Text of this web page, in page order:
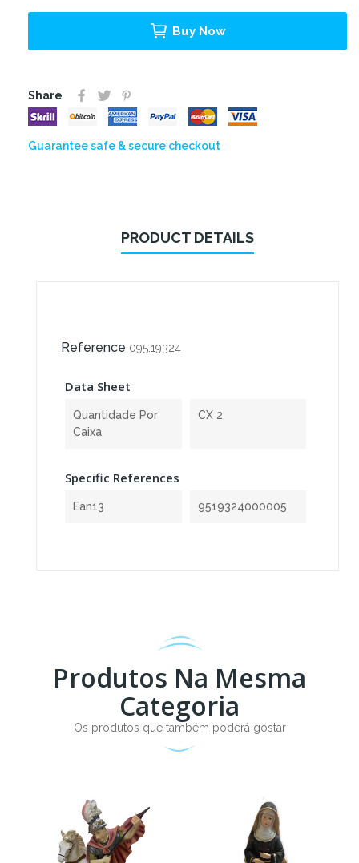
Buy Now
Share
Guarantee safe & secure checkout
PRODUCT DETAILS
Reference 095.19324
Data Sheet
Quantidade Por
Caixa
CX 2
Specific References
Ean13 9519324000005
Produtos Na Mesma
Categoria
Os produtos que também poderá gostar